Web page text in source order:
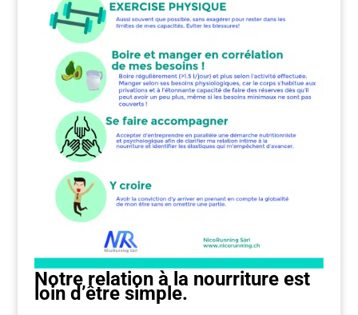
Notre relation à la nourriture est
loin d’être simple.